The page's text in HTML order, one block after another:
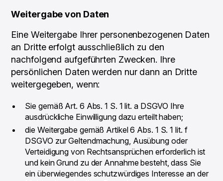
Weitergabe von Daten
Eine Weitergabe Ihrer personenbezogenen Daten
an Dritte erfolgt ausschließlich zu den
nachfolgend aufgeführten Zwecken. Ihre
persönlichen Daten werden nur dann an Dritte
weitergegeben, wenn:
Sie gemäß Art. 6 Abs. 1 S. 1 lit. a DSGVO Ihre
ausdrückliche Einwilligung dazu erteilt haben;
die Weitergabe gemäß Artikel 6 Abs. 1 S. 1 lit. f
DSGVO zur Geltendmachung, Ausübung oder
Verteidigung von Rechtsansprüchen erforderlich ist
und kein Grund zu der Annahme besteht, dass Sie
ein überwiegendes schutzwürdiges Interesse an der